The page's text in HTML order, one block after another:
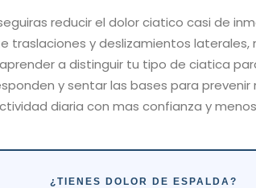
reducir el dolor ciatico casi de
traslaciones y deslizamientos laterales,
a distinguir tu tipo de ciatica
y sentar las bases para
diaria con mas confianza y
¿TIENES DOLOR DE ESPALDA?